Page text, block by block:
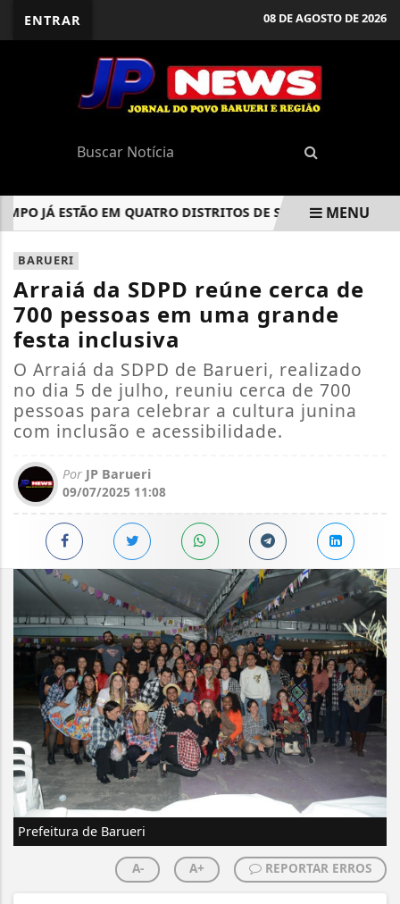
ENTRAR 08 DE AGOSTO DE 2026
JÁ ESTÃO EM QUATRO DISTRITOS DE SÃO PAULO
EM ALTA
MENU
BARUERI
Arraiá da SDPD reúne cerca de
700 pessoas em uma grande
festa inclusiva
O Arraiá da SDPD de Barueri, realizado
no dia 5 de julho, reuniu cerca de 700
pessoas para celebrar a cultura junina
com inclusão e acessibilidade.
Por JP Barueri
09/07/2025 11:08
Prefeitura de Barueri
A- A+ REPORTAR ERROS